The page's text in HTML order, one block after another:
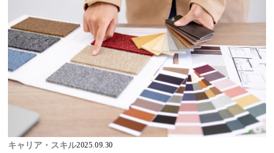
キャリア・スキル2025.09.30